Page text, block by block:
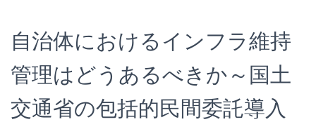
自治体におけるインフラ維持
管理はどうあるべきか～国土
交通省の包括的民間委託導入